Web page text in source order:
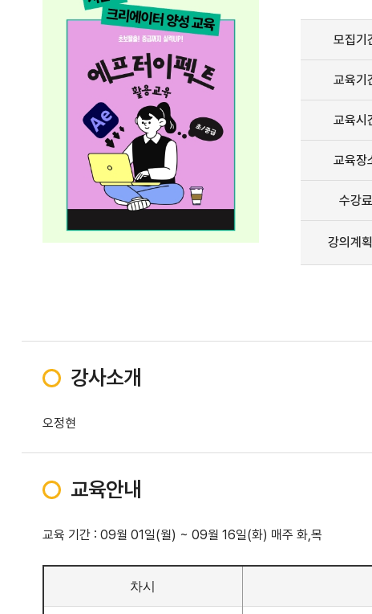
모집기
교육기
교육시
교육장
수강료
강의계
강사소개
오정현
교육안내
교육 기간 : 09월 01일(월) ~ 09월 16일(화) 매주 화,목
차시